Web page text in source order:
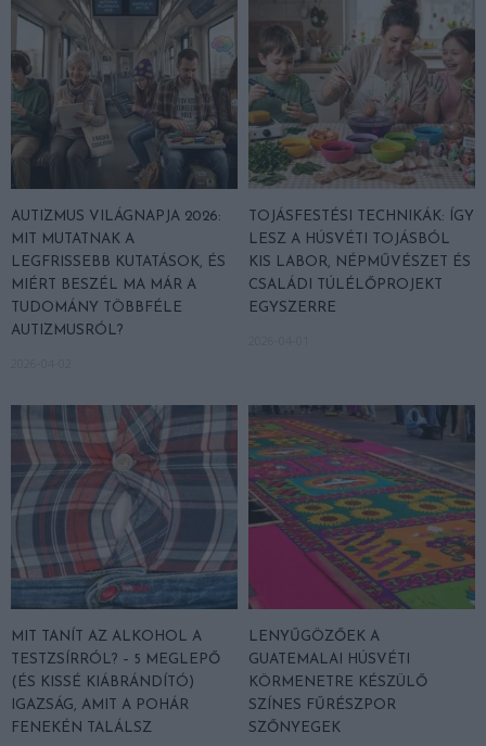
AUTIZMUS VILÁGNAPJA 2026:
MIT MUTATNAK A
LEGFRISSEBB KUTATÁSOK, ÉS
MIÉRT BESZÉL MA MÁR A
TUDOMÁNY TÖBBFÉLE
AUTIZMUSRÓL?
TOJÁSFESTÉSI TECHNIKÁK: ÍGY
LESZ A HÚSVÉTI TOJÁSBÓL
KIS LABOR, NÉPMŰVÉSZET ÉS
CSALÁDI TÚLÉLŐPROJEKT
EGYSZERRE
MIT TANÍT AZ ALKOHOL A
TESTZSÍRRÓL? – 5 MEGLEPŐ
(ÉS KISSÉ KIÁBRÁNDÍTÓ)
IGAZSÁG, AMIT A POHÁR
FENEKÉN TALÁLSZ
LENYŰGÖZŐEK A
GUATEMALAI HÚSVÉTI
KÖRMENETRE KÉSZÜLŐ
SZÍNES FŰRÉSZPOR
SZŐNYEGEK